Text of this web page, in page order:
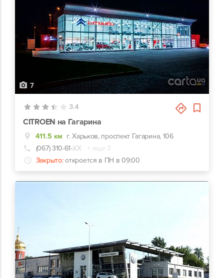
7
3.4
CITROEN на Гагарина
411.5 км г. Харьков, проспект Гагарина, 106
(067) 310-61-ХХ
+ еще 3
Закрыто: откроется в ПН в 09:00